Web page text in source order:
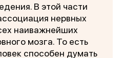
В этой части
нервных
наиважнейших
мозга. То есть
способен думать